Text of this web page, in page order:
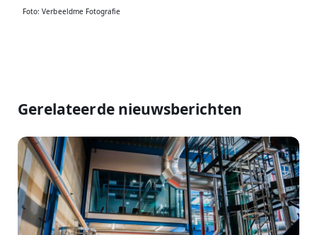
Foto: Verbeeldme Fotografie
Gerelateerde nieuwsberichten